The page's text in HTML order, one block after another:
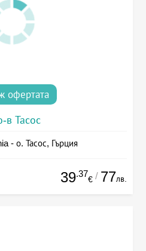
офертата
в Тасос
- о. Тасос, Гърция
39.37
€ / 77лв.